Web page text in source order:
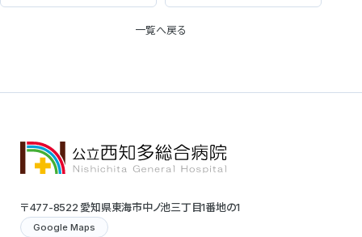
一覧へ戻る
〒477-8522 愛知県東海市中ノ池三丁目1番地の1
Google Maps